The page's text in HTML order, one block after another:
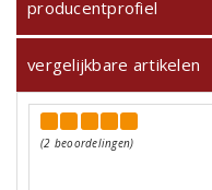
producentprofiel
vergelijkbare artikelen
(2 beoordelingen)